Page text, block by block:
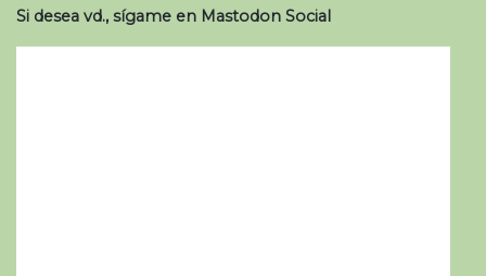
Si desea vd., sígame en Mastodon Social